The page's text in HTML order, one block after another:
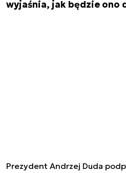
wyjaśnia, jak będzie ono
Prezydent Andrzej Duda